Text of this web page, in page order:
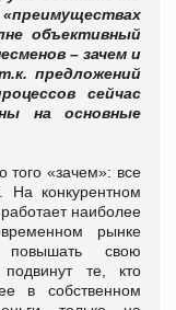
объективный
– зачем и
предложений
сейчас
на основные
того «зачем»: все
На конкурентном
наиболее
рынке
повышать свою
те, кто
в собственном